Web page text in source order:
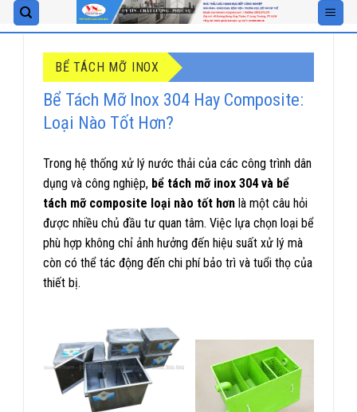
Skip
to
BỂ TÁCH MỠ INOX
Bể Tách Mỡ Inox 304 Hay Composite:
Loại Nào Tốt Hơn?
Trong hệ thống xử lý nước thải của các công trình dân
dụng và công nghiệp, bể tách mỡ inox 304 và bể
tách mỡ composite loại nào tốt hơn là một câu hỏi
được nhiều chủ đầu tư quan tâm. Việc lựa chọn loại bể
phù hợp không chỉ ảnh hưởng đến hiệu suất xử lý mà
còn có thể tác động đến chi phí bảo trì và tuổi thọ của
thiết bị.